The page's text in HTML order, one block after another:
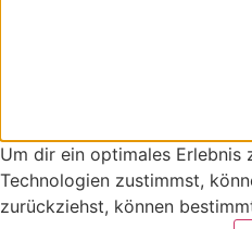
Um dir ein optimales Erlebnis
Technologien zustimmst,
zurückziehst, können